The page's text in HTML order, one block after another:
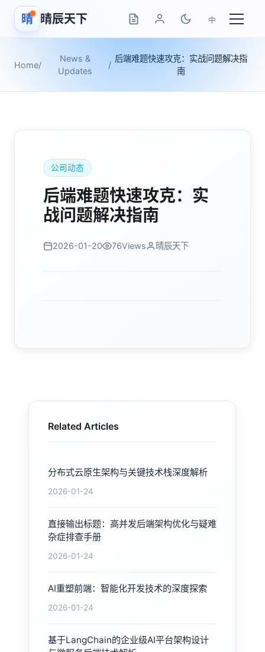
晴 晴辰天下 中
Home/
News &
Updates
/
后端难题快速攻克：实战问题解决指
南
公司动态
后端难题快速攻克：实
战问题解决指南
2026-01-20 76Views 晴辰天下
Related Articles
分布式云原生架构与关键技术栈深度解析
2026-01-24
直接输出标题：高并发后端架构优化与疑难
杂症排查手册
2026-01-24
AI重塑前端：智能化开发技术的深度探索
2026-01-24
基于LangChain的企业级AI平台架构设计